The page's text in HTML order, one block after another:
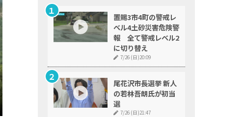
置賜3市4町の警戒レ
ベル4土砂災害危険警
報 全て警戒レベル2
に切り替え
7/26 (日)20:09
尾花沢市長選挙 新人
の若林吾朗氏が初当
選
7/26 (日)21:47